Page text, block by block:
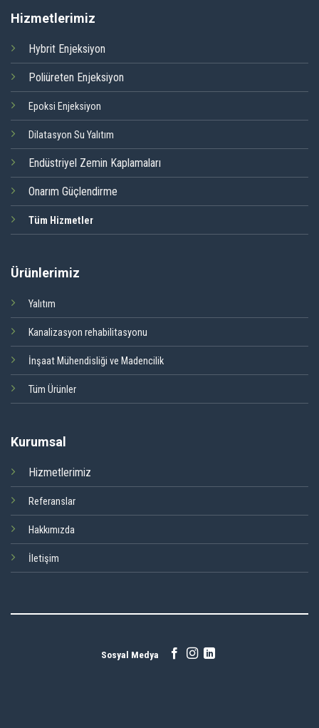
Hizmetlerimiz
Hybrit Enjeksiyon
Poliüreten Enjeksiyon
Epoksi Enjeksiyon
Dilatasyon Su Yalıtım
Endüstriyel Zemin Kaplamaları
Onarım Güçlendirme
Tüm Hizmetler
Ürünlerimiz
Yalıtım
Kanalizasyon rehabilitasyonu
İnşaat Mühendisliği ve Madencilik
Tüm Ürünler
Kurumsal
Hizmetlerimiz
Referanslar
Hakkımızda
İletişim
Sosyal Medya